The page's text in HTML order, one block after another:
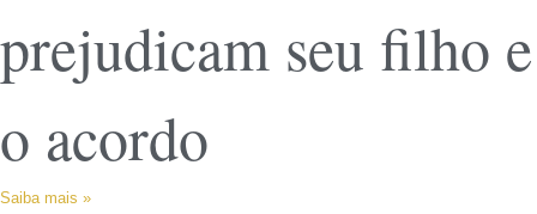
prejudicam seu filho e
o acordo
Saiba mais »